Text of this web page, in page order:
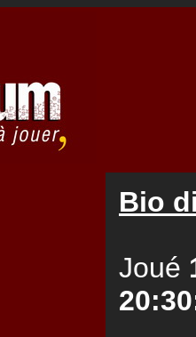
Bio
Joué